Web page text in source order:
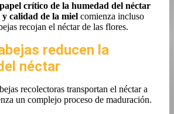
crítico de la humedad del néctar
calidad de la miel comienza incluso
recojan el néctar de las flores.
reducen la
néctar
recolectoras transportan el néctar a
un complejo proceso de maduración.